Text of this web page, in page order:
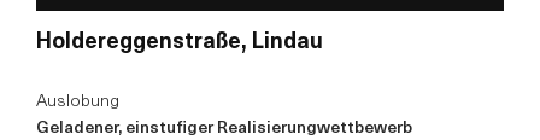
Holdereggenstraße, Lindau
Auslobung
Geladener, einstufiger Realisierungwettbewerb